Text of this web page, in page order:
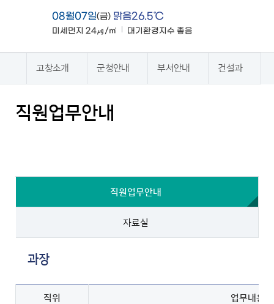
08월07일(금) 맑음26.5℃
미세먼지 24㎍/㎥ 대기환경지수 좋음
고창소개 군청안내 부서안내 건설과
직원업무안내
직원업무안내
자료실
과장
직위 업무내용